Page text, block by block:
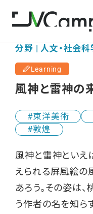
分野 | 人文・社会科
Learning
風神と雷神の
東洋美術
敦煌
風神と雷神といえ
えられる屏風絵の
あろう。その姿は
う作者の名を知ら